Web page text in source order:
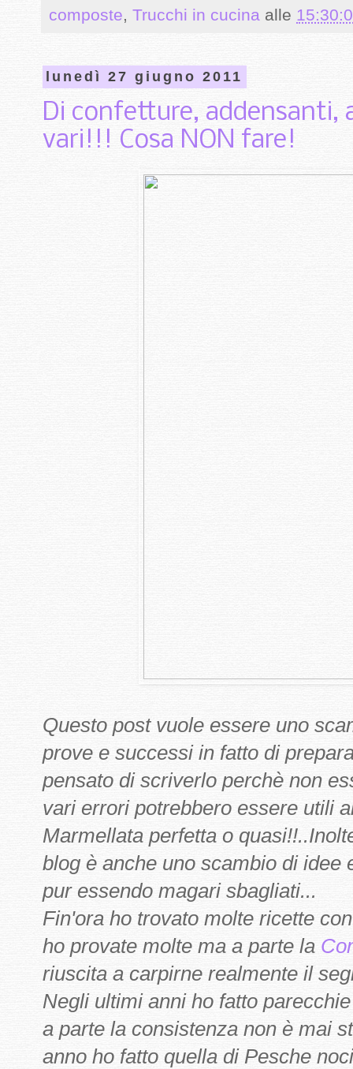
composte, Trucchi in cucina alle
lunedì 27 giugno 2011
Di confetture, addensanti,
vari!!! Cosa NON fare!
Questo post vuole essere uno
prove e successi in fatto di
pensato di scriverlo perchè non
vari errori potrebbero essere utili
Marmellata perfetta o
blog è anche uno scambio di idee
pur essendo magari sbagliati...
Fin'ora ho trovato molte ricette
ho provate molte ma a parte la
riuscita a carpirne realmente il
Negli ultimi anni ho fatto
a parte la consistenza non è mai
anno ho fatto quella di Pesche